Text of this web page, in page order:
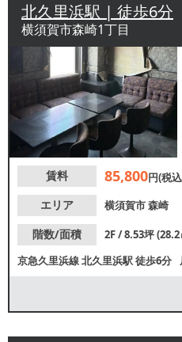
北久里浜駅 | 徒歩6分
横須賀市森崎1丁目
賃料 85,800円(税
エリア
横須賀市森崎
階数/面積
2F / 8.53坪
京急久里浜線北久里浜駅徒歩6分